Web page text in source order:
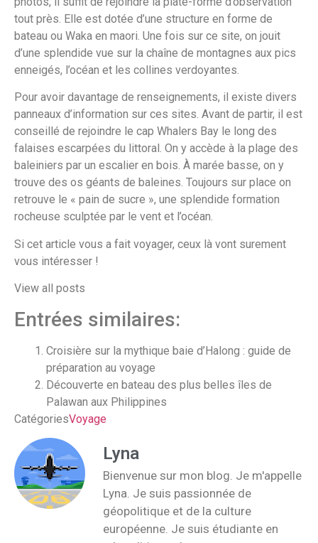
tout près. Elle est dotée d’une structure en forme de
bateau ou Waka en maori. Une fois sur ce site, on jouit
d’une splendide vue sur la chaîne de montagnes aux pics
enneigés, l’océan et les collines verdoyantes.
Pour avoir davantage de renseignements, il existe divers
panneaux d’information sur ces sites. Avant de partir, il est
conseillé de rejoindre le cap Whalers Bay le long des
falaises escarpées du littoral. On y accède à la plage des
baleiniers par un escalier en bois. À marée basse, on y
trouve des os géants de baleines. Toujours sur place on
retrouve le « pain de sucre », une splendide formation
rocheuse sculptée par le vent et l’océan.
Si cet article vous a fait voyager, ceux là vont surement
vous intéresser !
View all posts
Entrées similaires:
Croisière sur la mythique baie d’Halong : guide de
préparation au voyage
Découverte en bateau des plus belles îles de
Palawan aux Philippines
CatégoriesVoyage
Lyna
Bienvenue sur mon blog. Je m'appelle
Lyna. Je suis passionnée de
géopolitique et de la culture
européenne. Je suis étudiante en